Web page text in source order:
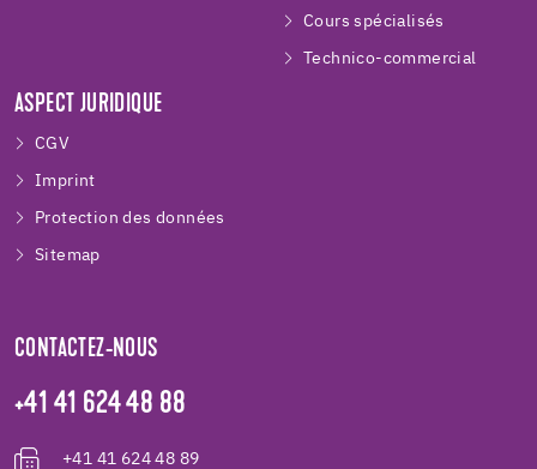
Cours spécialisés
Technico-commercial
ASPECT JURIDIQUE
CGV
Imprint
Protection des données
Sitemap
CONTACTEZ-NOUS
+41 41 624 48 88
+41 41 624 48 89